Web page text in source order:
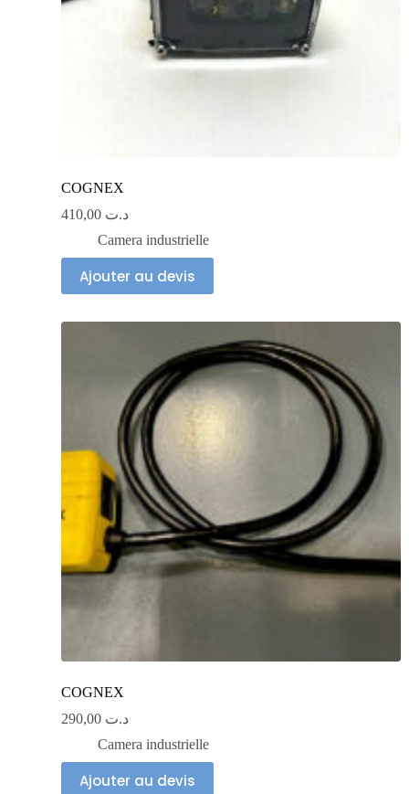
COGNEX
د.ت 410,00
Camera industrielle
Ajouter au devis
COGNEX
د.ت 290,00
Camera industrielle
Ajouter au devis